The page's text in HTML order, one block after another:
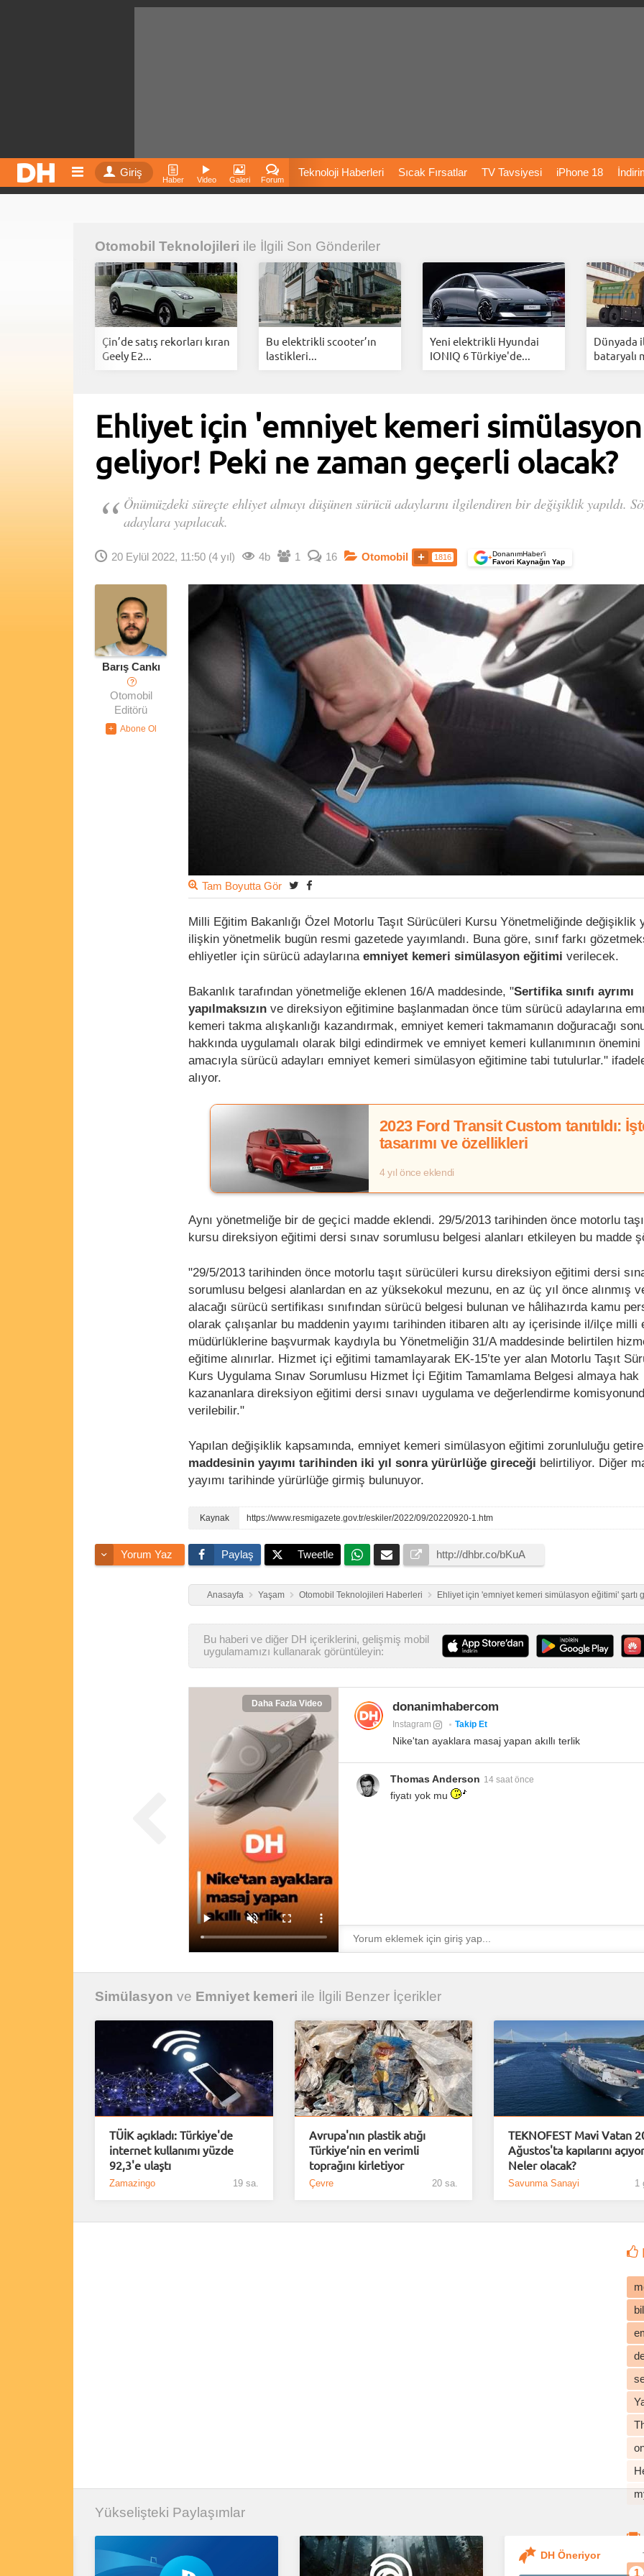
Giriş
Haber Video Galeri Forum
Teknoloji Haberleri Sıcak Fırsatlar TV Tavsiyesi iPhone 18
Fiyatları Vizyondaki
İnstagram Dondurma İnstagram Çöktü Mü
Otomobil Teknolojileri ile İlgili Son Gönderiler
Çin’de satış rekorları kıran
Geely E2...
Bu elektrikli scooter’ın
lastikleri...
Yeni elektrikli Hyundai
IONIQ 6 Türkiye'de...
Dünyada
bataryalı
Ehliyet için 'emniyet kemeri
geliyor! Peki ne zaman geçerli olacak?
Önümüzdeki süreçte ehliyet almayı düşünen sürücü adaylarını ilgilendiren bir değişiklik yapıldı.
adaylara yapılacak.
20 Eylül 2022, 11:50 (4 yıl) 4b 1 16 Otomobil 1816 +DonanımHaber’i
Favori Kaynağın Yap
Barış Cankı
?
Otomobil
Editörü
Tam Boyutta Gör
Milli Eğitim Bakanlığı Özel Motorlu Taşıt Sürücüleri Kursu Yönetmeliğinde değişiklik
ilişkin yönetmelik bugün resmi gazetede yayımlandı. Buna göre, sınıf farkı
ehliyetler için sürücü adaylarınaemniyet kemeri simülasyon eğitimi verilecek.
Bakanlık tarafından yönetmeliğe eklenen 16/A maddesinde, "Sertifika sınıfı ayrımı
yapılmaksızın ve direksiyon eğitimine başlanmadan önce tüm sürücü adaylarına
kemeri takma alışkanlığı kazandırmak, emniyet kemeri takmamanın doğuracağı
hakkında uygulamalı olarak bilgi edindirmek ve emniyet kemeri kullanımının
amacıyla sürücü adayları emniyet kemeri simülasyon eğitimine tabi tutulurlar."
alıyor.
2023 Ford Transit Custom tanıtıldı:
tasarımı ve özellikleri
4 yıl önce eklendi
Aynı yönetmeliğe bir de geçici madde eklendi. 29/5/2013 tarihinden önce motorlu
kursu direksiyon eğitimi dersi sınav sorumlusu belgesi alanları etkileyen bu madde
"29/5/2013 tarihinden önce motorlu taşıt sürücüleri kursu direksiyon eğitimi dersi
sorumlusu belgesi alanlardan en az yüksekokul mezunu, en az üç yıl önce alınmış
alacağı sürücü sertifikası sınıfından sürücü belgesi bulunan ve hâlihazırda kamu
olarak çalışanlar bu maddenin yayımı tarihinden itibaren altı ay içerisinde il/ilçe milli
müdürlüklerine başvurmak kaydıyla bu Yönetmeliğin 31/A maddesinde belirtilen
eğitime alınırlar. Hizmet içi eğitimi tamamlayarak EK-15’te yer alan Motorlu Taşıt
Kurs Uygulama Sınav Sorumlusu Hizmet İçi Eğitim Tamamlama Belgesi almaya hak
kazananlara direksiyon eğitimi dersi sınavı uygulama ve değerlendirme
verilebilir."
Yapılan değişiklik kapsamında, emniyet kemeri simülasyon eğitimi zorunluluğu
maddesinin yayımı tarihinden iki yıl sonra yürürlüğe gireceği belirtiliyor. Diğer
yayımı tarihinde yürürlüğe girmiş bulunuyor.
https://www.resmigazete.gov.tr/eskiler/2022/09/20220920-1.htm
Yorum Yaz Paylaş Tweetle
Anasayfa Yaşam Otomobil Teknolojileri Haberleri Ehliyet için 'emniyet kemeri simülasyon eğitimi' şartı
Bu haberi ve diğer DH içeriklerini, gelişmiş mobil
uygulamamızı kullanarak görüntüleyin:
Daha Fazla Video donanimhabercom
Instagram Takip Et
Nike'tan ayaklara masaj yapan akıllı terlik
Thomas Anderson 14 saat önce
fiyatı yok mu
Simülasyon ve Emniyet kemeri ile İlgili Benzer İçerikler
TÜİK açıkladı: Türkiye'de
internet kullanımı yüzde
92,3'e ulaştı
Zamazingo 19 sa.
Avrupa'nın plastik atığı
Türkiye’nin en verimli
toprağını kirletiyor
Çevre 20 sa.
TEKNOFEST Mavi Vatan
Ağustos'ta kapılarını
Neler olacak?
Savunma Sanayi 1
1
Yükselişteki Paylaşımlar
DH Öneriyor